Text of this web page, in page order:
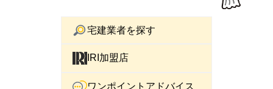
宅建業者を探す
IRI加盟店
ワンポイントアドバイス